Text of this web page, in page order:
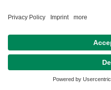
The Nucleolus of Large
Economics Letters Bd.
143
doi:10.1016/